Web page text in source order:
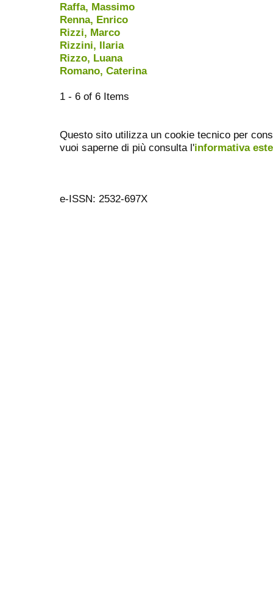
Raffa, Massimo
Renna, Enrico
Rizzi, Marco
Rizzini, Ilaria
Rizzo, Luana
Romano, Caterina
1 - 6 of 6 Items
Questo sito utilizza un cookie tecnico per
vuoi saperne di più consulta l'informativa
e-ISSN: 2532-697X